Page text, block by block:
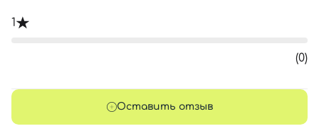
1
(0)
Оставить отзыв